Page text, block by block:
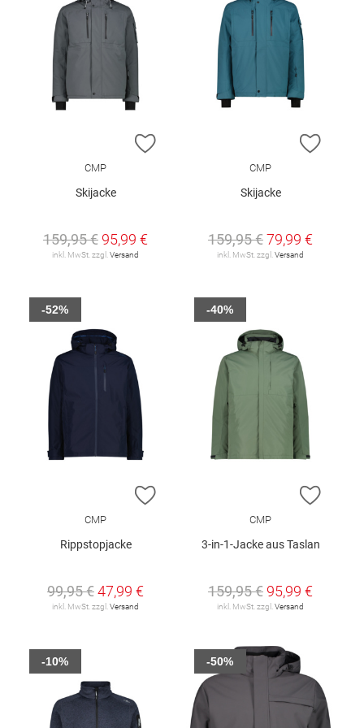
ZUR WUNSCHLISTE HINZUFÜGEN
CMP
Skijacke
159,95 € 95,99 €
inkl. MwSt. zzgl. Versand
ZUR
CMP
Skijacke
159,95 €79,99 €
inkl. MwSt. zzgl. Versand
ZUR WUNSCHLISTE HINZUFÜGEN
CMP
Rippstopjacke
99,95 €47,99 €
inkl. MwSt. zzgl. Versand
-52%
ZUR
CMP
3-in-1-Jacke aus Taslan
159,95 € 95,99 €
inkl. MwSt. zzgl. Versand
-40%
-10% -50%